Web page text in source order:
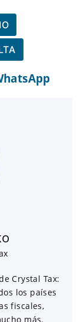
Crystal Tax:
los países
fiscales,
más.